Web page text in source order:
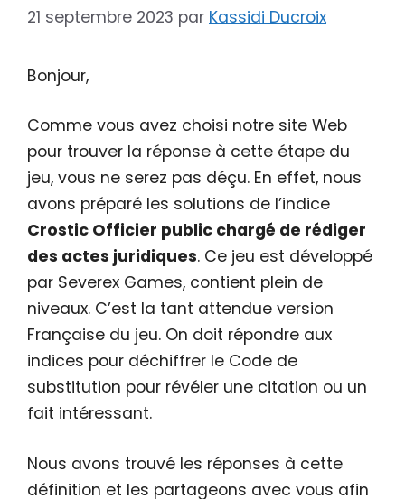
21 septembre 2023 par Kassidi Ducroix
Bonjour,
Comme vous avez choisi notre site Web
pour trouver la réponse à cette étape du
jeu, vous ne serez pas déçu. En effet, nous
avons préparé les solutions de l’indice
Crostic Officier public chargé de rédiger
des actes juridiques. Ce jeu est développé
par Severex Games, contient plein de
niveaux. C’est la tant attendue version
Française du jeu. On doit répondre aux
indices pour déchiffrer le Code de
substitution pour révéler une citation ou un
fait intéressant.
Nous avons trouvé les réponses à cette
définition et les partageons avec vous afin